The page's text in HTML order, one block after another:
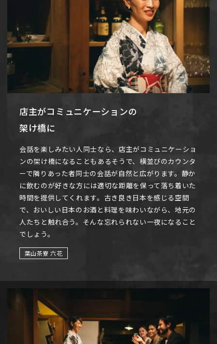
店主がコミュニケーションの
架け橋に
会話を楽しみたい人同士なら、店主がコミュニケーショ
ンの架け橋になることもあるそうで、横並びのカウンタ
ーで隣りあった者同士の会話が自然と広がります。静か
に飲むのが好きな方には適切な距離を保って落ち着いた
時間を提供してくれます。古き良き日本を感じる空間
で、おいしい日本のお酒と料理を味わいながら、地元の
人たちと触れ合う。そんな忘れられない一夜になること
でしょう。
葉山茶寮 六花